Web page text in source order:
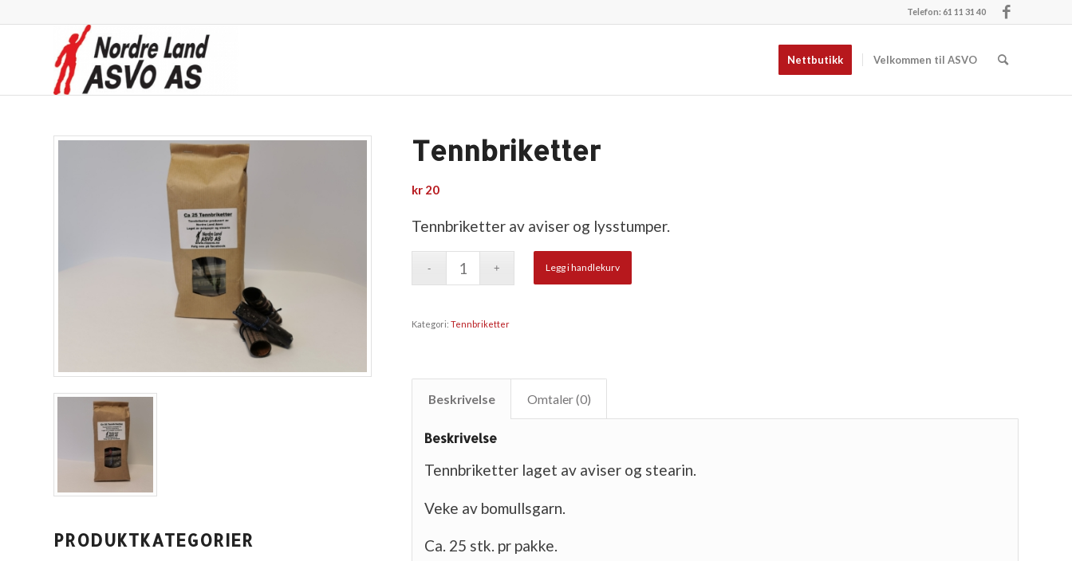
Telefon: 61 11 31 40
Nettbutikk Velkommen til ASVO
PRODUKTKATEGORIER
Tennbriketter
kr 20
Tennbriketter av aviser og lysstumper.
Legg i handlekurv
Kategori:Tennbriketter
Beskrivelse Omtaler (0)
Beskrivelse
Tennbriketter laget av aviser og stearin.
Veke av bomullsgarn.
Ca. 25 stk. pr pakke.